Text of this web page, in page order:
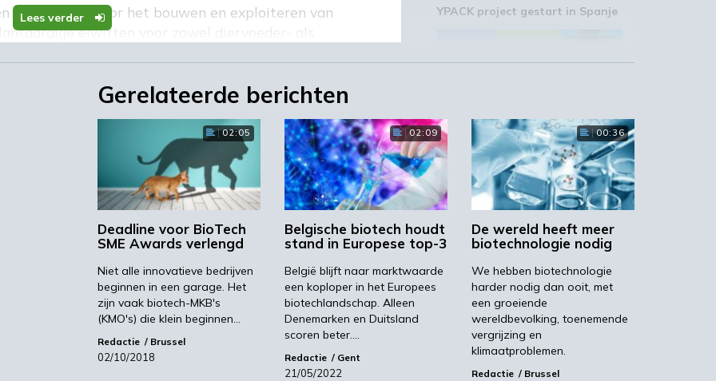
Lees verder
technologie voor het bouwen en exploiteren van
eiwitten voor zowel diervoeder- als
jaar werden uitgereikt aan Mogrify in de categorie
biotech categorie en Biome Makers in de
European Biotech SME Awards streden meer dan
awards.
op het gebied van innovatie, maar de prestaties
aldus Peter Heinrich, voorzitter van het MKB-
om een ​​platform voor publieke erkenning te bieden
voor de samenleving aan te tonen, en tegelijkertijd te
Europese beleidsvorming is voor dergelijke
YPACK project gestart in Spanje
‘Grote groeikansen Europese
markt voor biobased producten’
02:19
STRONGBIONET verbindt
Europese newerken bio-
Gerelateerde berichten
02:05
Deadline voor BioTech
SME Awards verlengd
Niet alle innovatieve bedrijven
beginnen in een garage. Het
zijn vaak biotech-MKB's
(KMO's) die klein beginnen…
Redactie Brussel
02/10/2018
02:09
Belgische biotech houdt
stand in Europese top-3
België blijft naar marktwaarde
een koploper in het Europees
biotechlandschap. Alleen
Denemarken en Duitsland
scoren beter.…
Redactie Gent
21/05/2022
00:36
De wereld heeft meer
biotechnologie nodig
We hebben biotechnologie
harder nodig dan ooit, met
een groeiende
wereldbevolking, toenemende
vergrijzing en
klimaatproblemen.
Redactie Brussel